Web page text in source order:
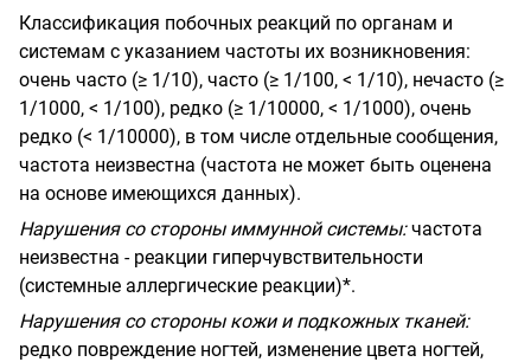
Классификация побочных реакций по органам и
системам с указанием частоты их возникновения:
очень часто (≥ 1/10), часто (≥ 1/100, < 1/10), нечасто (≥
1/1000, < 1/100), редко (≥ 1/10000, < 1/1000), очень
редко (< 1/10000), в том числе отдельные сообщения,
частота неизвестна (частота не может быть оценена
на основе имеющихся данных).
Нарушения со стороны иммунной системы:частота
неизвестна - реакции гиперчувствительности
(системные аллергические реакции)*.
Нарушения со стороны кожи и подкожных тканей:
редко повреждение ногтей, изменение цвета ногтей,